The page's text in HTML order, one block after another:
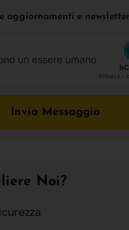
aggiornamenti e newsletter
Invia Messaggio
Noi?